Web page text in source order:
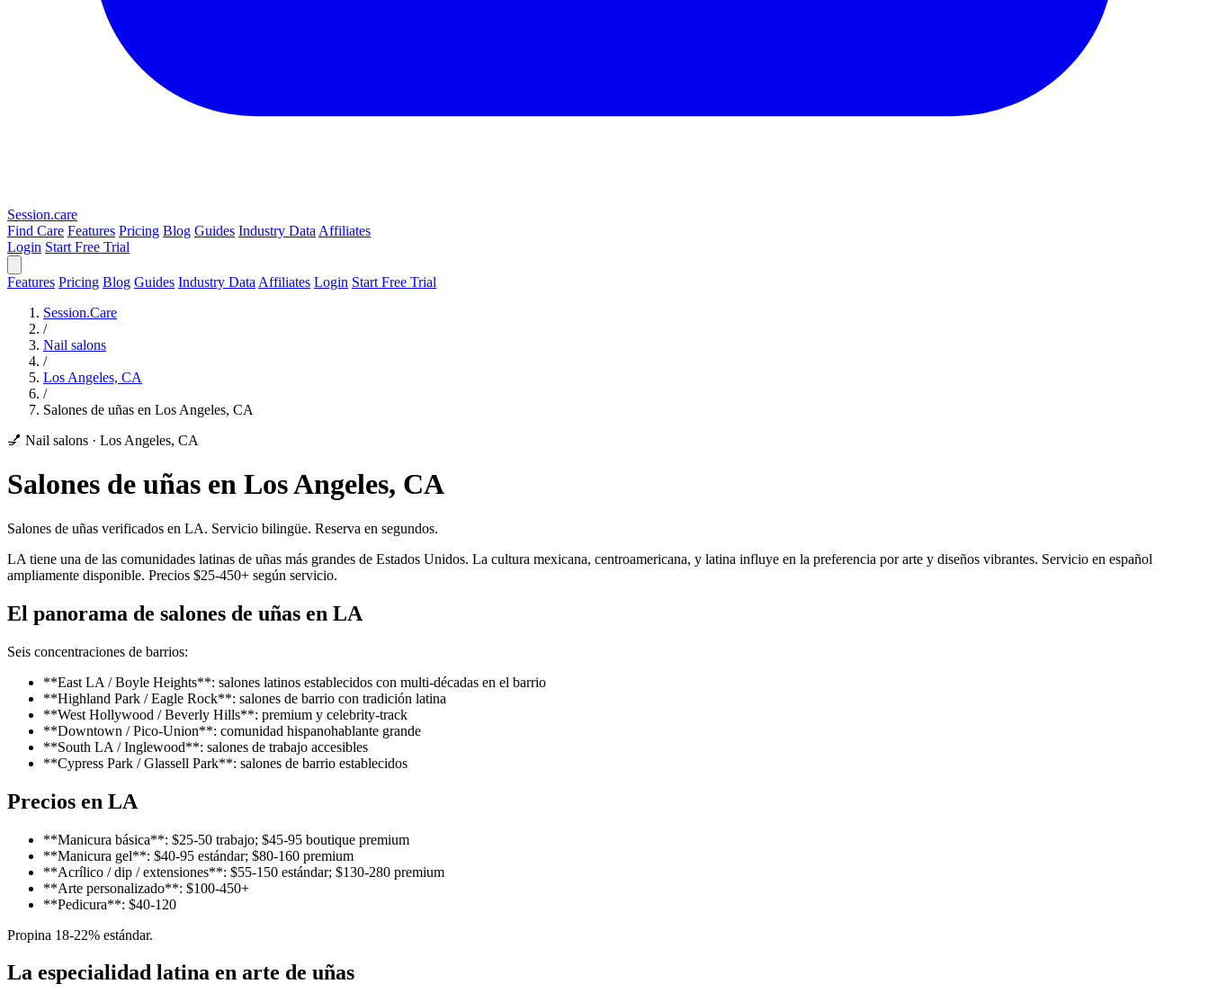
Session.care
Find Care Features Pricing Blog Guides Industry Data Affiliates
Login Start Free Trial
Features Pricing Blog Guides Industry Data Affiliates Login Start Free Trial
Session.Care
/
Nail salons
/
Los Angeles, CA
/
Salones de uñas en Los Angeles, CA
💅 Nail salons · Los Angeles, CA
Salones de uñas en Los Angeles, CA
Salones de uñas verificados en LA. Servicio bilingüe. Reserva en segundos.
LA tiene una de las comunidades latinas de uñas más grandes de Estados Unidos. La cultura mexicana, centroamericana, y latina influye en la preferencia por arte y diseños vibrantes. Servicio en español
ampliamente disponible. Precios $25-450+ según servicio.
El panorama de salones de uñas en LA
Seis concentraciones de barrios:
**East LA / Boyle Heights**: salones latinos establecidos con multi-décadas en el barrio
**Highland Park / Eagle Rock**: salones de barrio con tradición latina
**West Hollywood / Beverly Hills**: premium y celebrity-track
**Downtown / Pico-Union**: comunidad hispanohablante grande
**South LA / Inglewood**: salones de trabajo accesibles
**Cypress Park / Glassell Park**: salones de barrio establecidos
Precios en LA
**Manicura básica**: $25-50 trabajo; $45-95 boutique premium
**Manicura gel**: $40-95 estándar; $80-160 premium
**Acrílico / dip / extensiones**: $55-150 estándar; $130-280 premium
**Arte personalizado**: $100-450+
**Pedicura**: $40-120
Propina 18-22% estándar.
La especialidad latina en arte de uñas